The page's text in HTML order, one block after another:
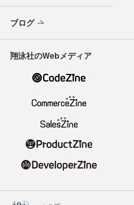
ブログ
翔泳社のWebメディア